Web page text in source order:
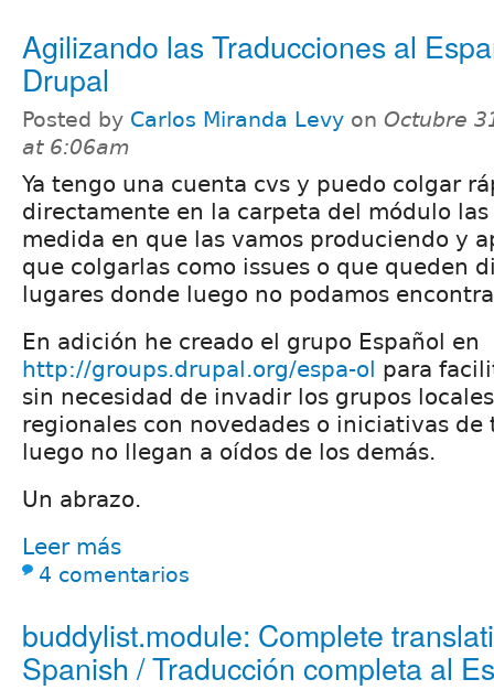
Agilizando las Traducciones al
Drupal
Posted by Carlos Miranda Levy on Octubre
at 6:06am
Ya tengo una cuenta cvs y puedo colgar
directamente en la carpeta del módulo
medida en que las vamos produciendo y
que colgarlas como issues o que queden
lugares donde luego no podamos
En adición he creado el grupo Español en
http://groups.drupal.org/espa-ol para
sin necesidad de invadir los grupos
regionales con novedades o iniciativas de
luego no llegan a oídos de los demás.
Un abrazo.
Leer más
4 comentarios
buddylist.module: Complete
Spanish / Traducción completa al